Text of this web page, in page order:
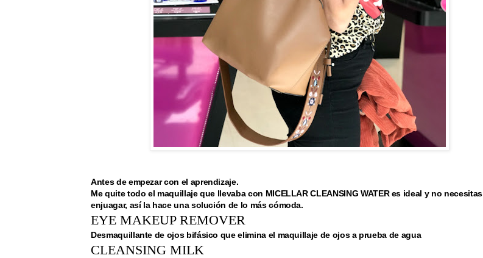
Antes de empezar con el aprendizaje.
Me quite todo el maquillaje que llevaba con MICELLAR CLEANSING WATER es ideal y no necesitas
enjuagar, así la hace una solución de lo más cómoda.
EYE MAKEUP REMOVER
Desmaquillante de ojos bifásico que elimina el maquillaje de ojos a prueba de agua
CLEANSING MILK